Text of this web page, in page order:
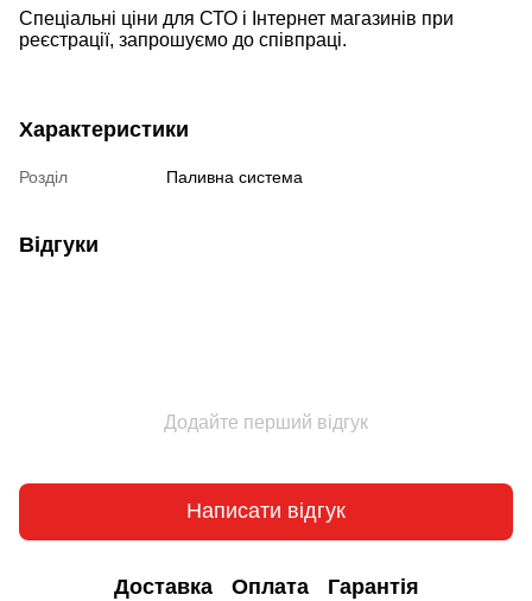
Спеціальні ціни для СТО і Інтернет магазинів при
реєстрації, запрошуємо до співпраці.
Характеристики
Розділ Паливна система
Відгуки
Додайте перший відгук
Написати відгук
Доставка Оплата Гарантія